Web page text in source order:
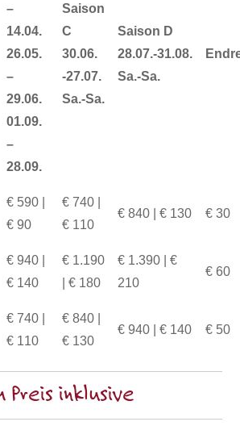
–
14.04.
26.05.
–
29.06.
01.09.
–
28.09.
Saison
C
30.06.
-27.07.
Sa.-Sa.
Saison D
28.07.-31.08.
Sa.-Sa.
€ 590 |
€ 90
€ 740 |
€ 110
€ 840 | € 130 € 30
€ 940 |
€ 140
€ 1.190
| € 180
€ 1.390 | €
210
€ 60
€ 740 |
€ 110
€ 840 |
€ 130
€ 940 | € 140 € 50
Preis inklusive